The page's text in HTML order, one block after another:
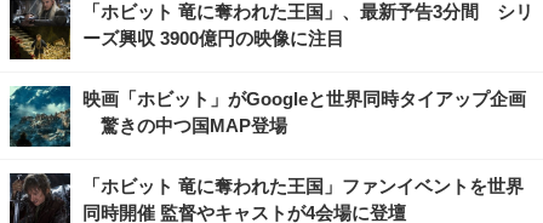
「ホビット 竜に奪われた王国」、最新予告3分間 シリ
ーズ興収 3900億円の映像に注目
映画「ホビット」がGoogleと世界同時タイアップ企画
驚きの中つ国MAP登場
「ホビット 竜に奪われた王国」ファンイベントを世界
同時開催 監督やキャストが4会場に登壇